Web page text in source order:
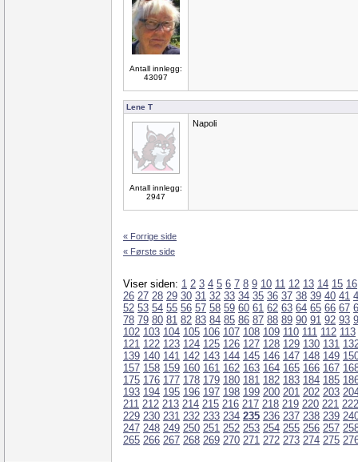
Antall innlegg:
43097
Lene T
Antall innlegg:
2947
Napoli
« Forrige side
« Første side
Viser siden: 1 2 3 4 5 6 7 8 9 10 11 12 13 14 15 16
26 27 28 29 30 31 32 33 34 35 36 37 38 39 40 41
52 53 54 55 56 57 58 59 60 61 62 63 64 65 66 67
78 79 80 81 82 83 84 85 86 87 88 89 90 91 92 93
102 103 104 105 106 107 108 109 110 111 112 113
121 122 123 124 125 126 127 128 129 130 131
139 140 141 142 143 144 145 146 147 148 149
157 158 159 160 161 162 163 164 165 166 167
175 176 177 178 179 180 181 182 183 184 185
193 194 195 196 197 198 199 200 201 202 203
211 212 213 214 215 216 217 218 219 220 221 222
229 230 231 232 233 234 235 236 237 238 239
247 248 249 250 251 252 253 254 255 256 257
265 266 267 268 269 270 271 272 273 274 275